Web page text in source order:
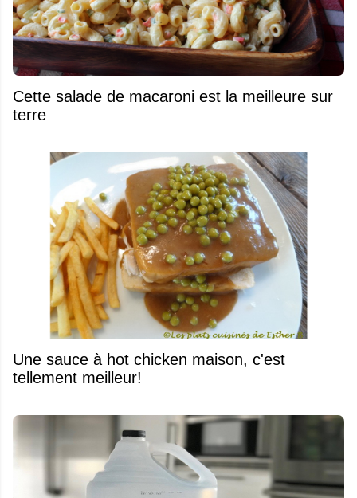
Cette salade de macaroni est la meilleure sur
terre
Une sauce à hot chicken maison, c'est
tellement meilleur!